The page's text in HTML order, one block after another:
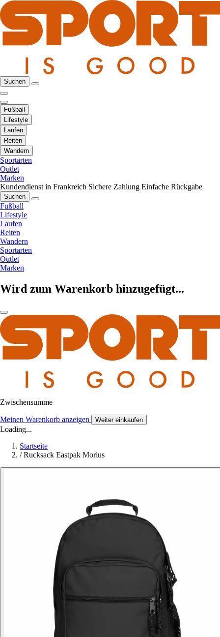
Suchen
Fußball
Lifestyle
Laufen
Reiten
Wandern
Sportarten
Outlet
Marken
Kundendienst in Frankreich Sichere Zahlung Einfache Rückgabe
Suchen
Fußball
Lifestyle
Laufen
Reiten
Wandern
Sportarten
Outlet
Marken
Wird zum Warenkorb hinzugefügt...
Zwischensumme
Meinen Warenkorb anzeigen Weiter einkaufen
Loading...
Startseite
/ Rucksack Eastpak Morius